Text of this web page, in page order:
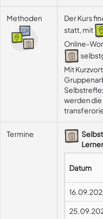
Methoden
Der Kurs
statt, mit
Online-
Mit
werden die
Termine
Datum